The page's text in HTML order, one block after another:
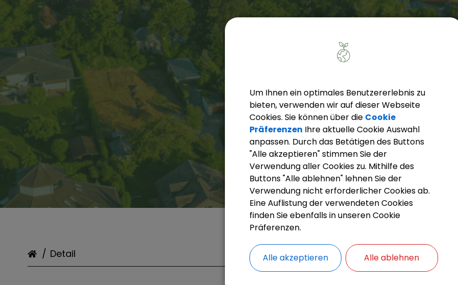
Detail
Um Ihnen ein optimales Benutzererlebnis zu
bieten, verwenden wir auf dieser Webseite
Cookies. Sie können über die Cookie
Präferenzen Ihre aktuelle Cookie Auswahl
anpassen. Durch das Betätigen des Buttons
"Alle akzeptieren" stimmen Sie der
Verwendung aller Cookies zu. Mithilfe des
Buttons "Alle ablehnen" lehnen Sie der
Verwendung nicht erforderlicher Cookies ab.
Eine Auflistung der verwendeten Cookies
finden Sie ebenfalls in unseren Cookie
Präferenzen.
Alle akzeptieren Alle ablehnen